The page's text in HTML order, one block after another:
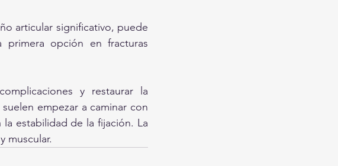
articular significativo, puede
opción en fracturas
y restaurar la
empezar a caminar con
la estabilidad de la fijación. La
muscular.